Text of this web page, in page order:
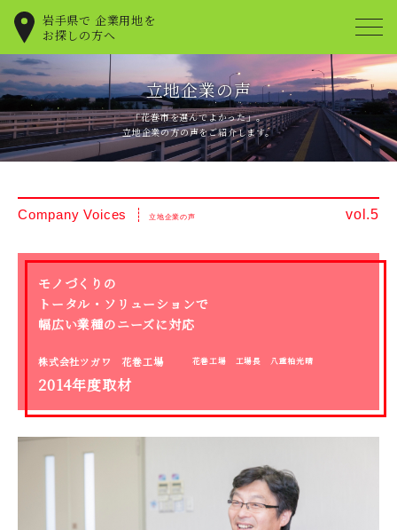
岩手県で 企業用地を
お探しの方へ
立地企業の声
「花巻市を選んでよかった」。
立地企業の方の声をご紹介します。
Company Voices 立地企業の声 vol.5
モノづくりの
トータル・ソリューションで
幅広い業種のニーズに対応
株式会社ツガワ 花巻工場 花巻工場 工場長 八重柏光晴
2014年度取材